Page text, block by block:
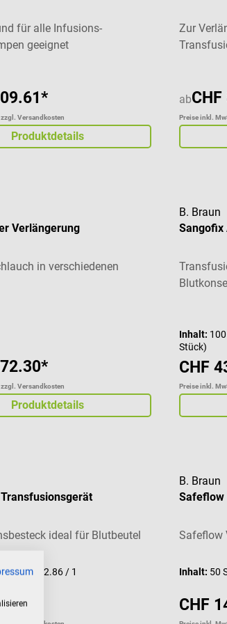
für alle Infusions-
geeignet
Versandkosten
Produktdetails
Zur
ab
Preise inkl.
Verlängerung
in verschiedenen
Versandkosten
Produktdetails
B. Braun
Sangofix
Inhalt:
Stück)
CHF
Preise inkl.
ideal für Blutbeutel
(CHF 2.86 / 1
B. Braun
Safeflow
Safeflow
Inhalt: 50
CHF